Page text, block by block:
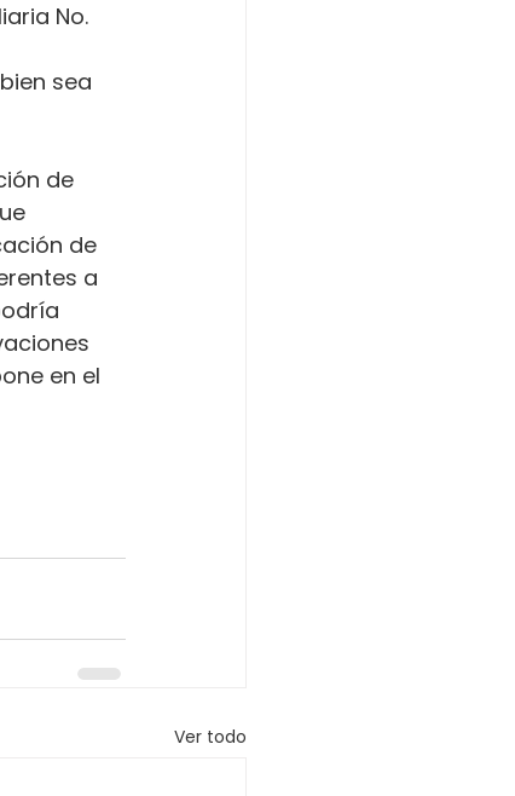
No.
sea
de
de
a
en el
Ver todo